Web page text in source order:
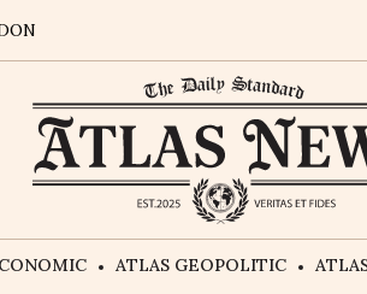
ATLAS GEOPOLITIC